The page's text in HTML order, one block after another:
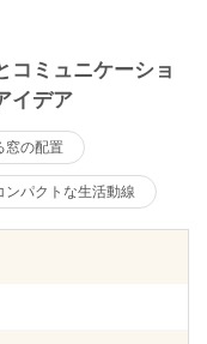
コミュニケーショ
イデア
窓の配置
ンパクトな生活動線